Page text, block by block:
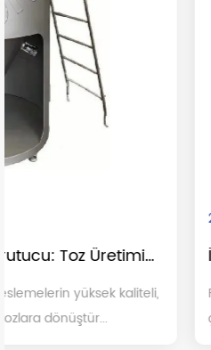
Farmasötik üretimdeki kritik
çıkarılsa da kuru